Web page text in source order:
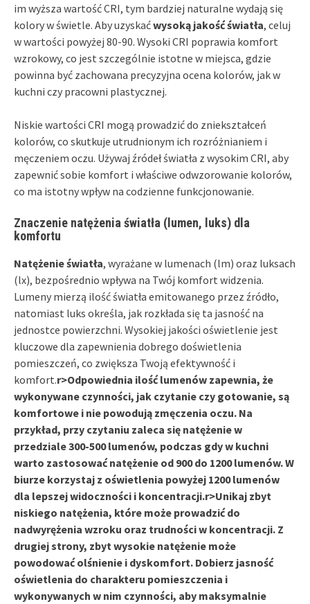
im wyższa wartość CRI, tym bardziej naturalne wydają się
kolory w świetle. Aby uzyskaćwysoką jakość światła, celuj
w wartości powyżej 80-90. Wysoki CRI poprawia komfort
wzrokowy, co jest szczególnie istotne w miejsca, gdzie
powinna być zachowana precyzyjna ocena kolorów, jak w
kuchni czy pracowni plastycznej.
Niskie wartości CRI mogą prowadzić do zniekształceń
kolorów, co skutkuje utrudnionym ich rozróżnianiem i
męczeniem oczu. Używaj źródeł światła z wysokim CRI, aby
zapewnić sobie komfort i właściwe odwzorowanie kolorów,
co ma istotny wpływ na codzienne funkcjonowanie.
Znaczenie natężenia światła (lumen, luks) dla
komfortu
Natężenie światła, wyrażane w lumenach (lm) oraz luksach
(lx), bezpośrednio wpływa na Twój komfort widzenia.
Lumeny mierzą ilość światła emitowanego przez źródło,
natomiast luks określa, jak rozkłada się ta jasność na
jednostce powierzchni. Wysokiej jakości oświetlenie jest
kluczowe dla zapewnienia dobrego doświetlenia
pomieszczeń, co zwiększa Twoją efektywność i
komfort.r>Odpowiednia ilość lumenów zapewnia, że
wykonywane czynności, jak czytanie czy gotowanie, są
komfortowe i nie powodują zmęczenia oczu. Na
przykład, przy czytaniu zaleca się natężenie w
przedziale 300-500 lumenów, podczas gdy w kuchni
warto zastosować natężenie od 900 do 1200 lumenów. W
biurze korzystaj z oświetlenia powyżej 1200 lumenów
dla lepszej widoczności i koncentracji.r>Unikaj zbyt
niskiego natężenia, które może prowadzić do
nadwyrężenia wzroku oraz trudności w koncentracji. Z
drugiej strony, zbyt wysokie natężenie może
powodować olśnienie i dyskomfort. Dobierz jasność
oświetlenia do charakteru pomieszczenia i
wykonywanych w nim czynności, aby maksymalnie